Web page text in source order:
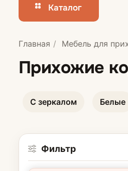
Каталог
Главная Мебель для
Прихожие
С зеркалом Белые
Фильтр